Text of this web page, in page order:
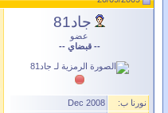
جاد81
عضو
-- قبضاي --
نورنا ب:
Dec 2008